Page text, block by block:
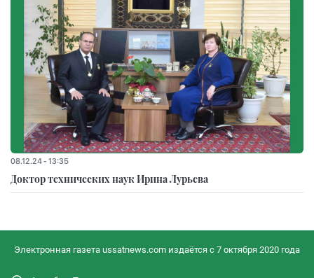
08.12.24 - 13:35
Доктор технических наук Ирина Лурьева
Электронная газета ussatnews.com издаётся с 7 октября 2020 года